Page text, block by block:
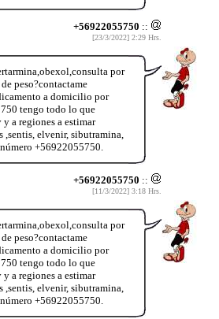
+56922055750 ::
[23/3/2022] 2:29 Hrs.
por
peso?contactame
a domicilio por
tengo todo lo que
a regiones a estimar
elvenir, sibutramina,
+56922055750.
+56922055750 ::
[11/3/2022] 3:18 Hrs.
por
peso?contactame
a domicilio por
tengo todo lo que
a regiones a estimar
elvenir, sibutramina,
+56922055750.